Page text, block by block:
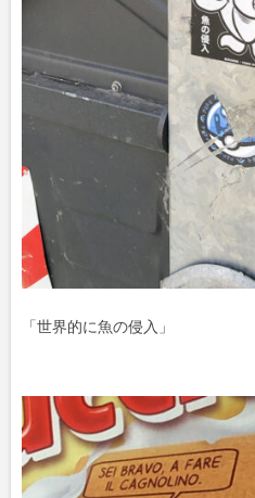
「世界的に魚の侵入」